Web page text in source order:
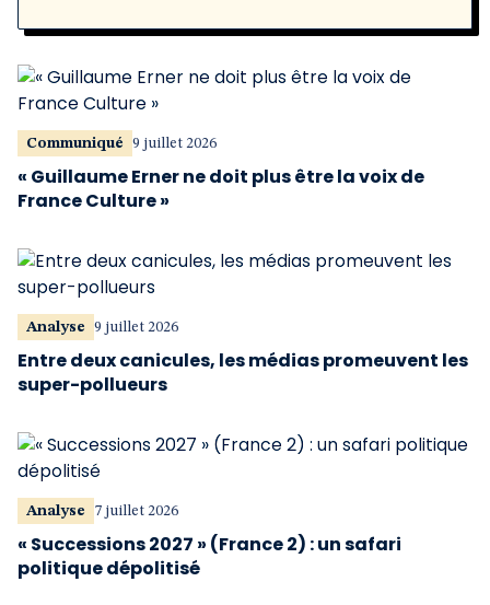
Communiqué 9 juillet 2026
« Guillaume Erner ne doit plus être la voix de
France Culture »
Analyse 9 juillet 2026
Entre deux canicules, les médias promeuvent les
super-pollueurs
Analyse 7 juillet 2026
« Successions 2027 » (France 2) : un safari
politique dépolitisé